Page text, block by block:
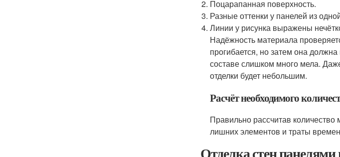
Поцарапанная поверхность.
Разные оттенки у панелей из
Линии у рисунка выражены
Надёжность материала
прогибается, но затем она
составе слишком много мела.
отделки будет небольшим.
Расчёт необходимого
Правильно рассчитав
лишних элементов и траты